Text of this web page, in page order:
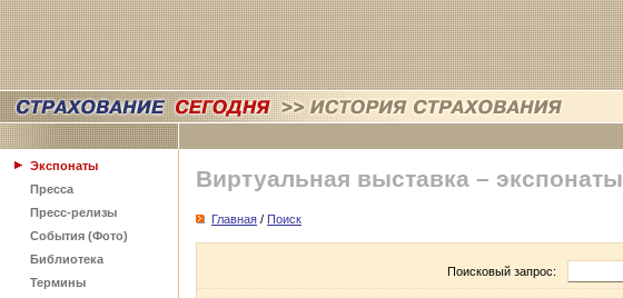
Экспонаты
Пресса
Пресс-релизы
События (Фото)
Библиотека
Термины
Виртуальная выставка – экспонаты
Главная / Поиск
Поисковый запрос: